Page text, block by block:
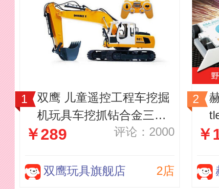
双鹰 儿童遥控工程车挖掘
机玩具车挖抓钻合金三合
一工程机械遥控车
￥289 评论：2000
双鹰玩具旗舰店 2店
￥